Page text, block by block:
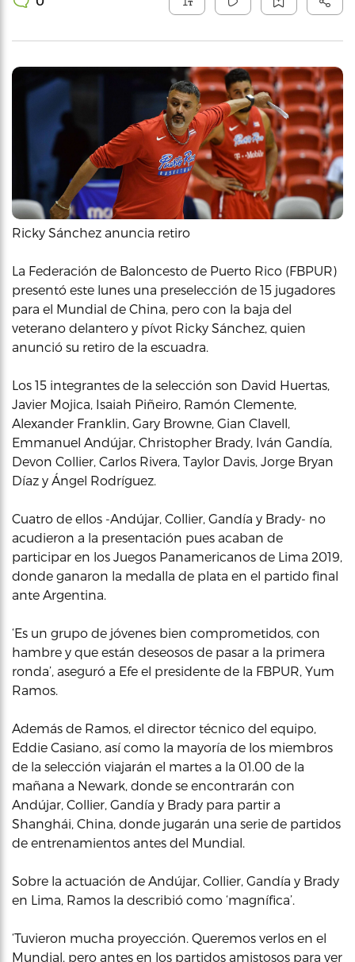
Ricky Sánchez anuncia retiro
La Federación de Baloncesto de Puerto Rico (FBPUR)
presentó este lunes una preselección de 15 jugadores
para el Mundial de China, pero con la baja del
veterano delantero y pívot Ricky Sánchez, quien
anunció su retiro de la escuadra.
Los 15 integrantes de la selección son David Huertas,
Javier Mojica, Isaiah Piñeiro, Ramón Clemente,
Alexander Franklin, Gary Browne, Gian Clavell,
Emmanuel Andújar, Christopher Brady, Iván Gandía,
Devon Collier, Carlos Rivera, Taylor Davis, Jorge Bryan
Díaz y Ángel Rodríguez.
Cuatro de ellos -Andújar, Collier, Gandía y Brady- no
acudieron a la presentación pues acaban de
participar en los Juegos Panamericanos de Lima 2019,
donde ganaron la medalla de plata en el partido final
ante Argentina.
‘Es un grupo de jóvenes bien comprometidos, con
hambre y que están deseosos de pasar a la primera
ronda’, aseguró a Efe el presidente de la FBPUR, Yum
Ramos.
Además de Ramos, el director técnico del equipo,
Eddie Casiano, así como la mayoría de los miembros
de la selección viajarán el martes a la 01.00 de la
mañana a Newark, donde se encontrarán con
Andújar, Collier, Gandía y Brady para partir a
Shanghái, China, donde jugarán una serie de partidos
de entrenamientos antes del Mundial.
Sobre la actuación de Andújar, Collier, Gandía y Brady
en Lima, Ramos la describió como ‘magnífica’.
‘Tuvieron mucha proyección. Queremos verlos en el
Mundial, pero antes en los partidos amistosos para ver